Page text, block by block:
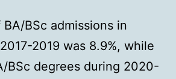
BSc admissions in
2019 was 8.9%, while
BSc degrees during 2020-